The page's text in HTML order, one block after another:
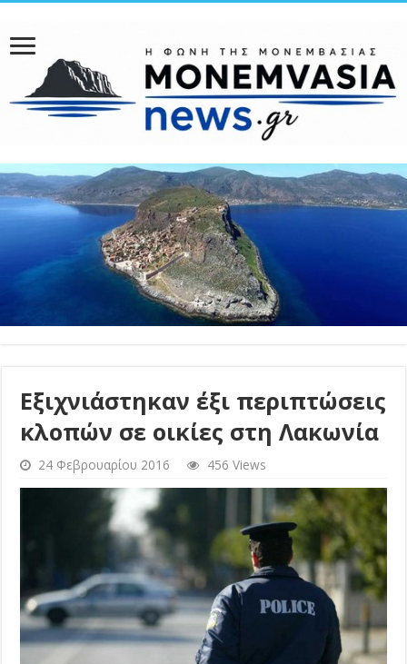
Εξιχνιάστηκαν έξι περιπτώσεις
κλοπών σε οικίες στη Λακωνία
24 Φεβρουαρίου 2016 456 Views